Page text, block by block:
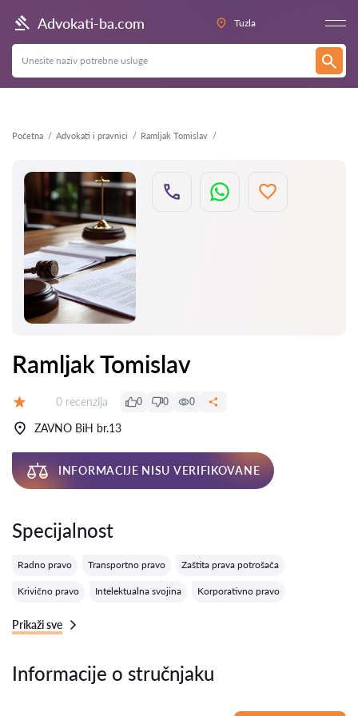
Advokati-ba.com Tuzla
Početna Advokati i pravnici Ramljak Tomislav
Nazad
Ramljak Tomislav
Recenzija:
0 recenzija 0 0 0
ZAVNO BiH br.13
INFORMACIJE NISU VERIFIKOVANE
Specijalnost
Radno pravo Transportno pravo Zaštita prava potrošača
Krivično pravo Intelektualna svojina Korporativno pravo
Prikaži sve
Informacije o stručnjaku